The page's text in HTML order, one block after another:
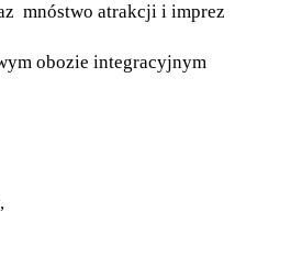
mnóstwo atrakcji i imprez
obozie integracyjnym